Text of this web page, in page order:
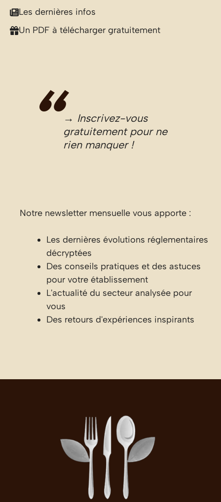
Les dernières infos
Un PDF à télécharger gratuitement
→ Inscrivez-vous
gratuitement pour ne
rien manquer !
Notre newsletter mensuelle vous apporte :
Les dernières évolutions réglementaires
décryptées
Des conseils pratiques et des astuces
pour votre établissement
L'actualité du secteur analysée pour
vous
Des retours d'expériences inspirants